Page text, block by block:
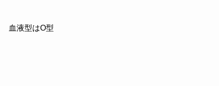
血液型はO型